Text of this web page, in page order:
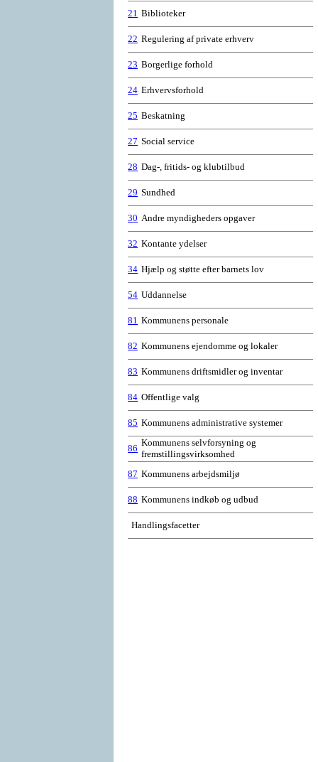
21 Biblioteker
22 Regulering af private erhverv
23 Borgerlige forhold
24 Erhvervsforhold
25 Beskatning
27 Social service
28 Dag-, fritids- og klubtilbud
29 Sundhed
30 Andre myndigheders opgaver
32 Kontante ydelser
34 Hjælp og støtte efter barnets lov
54 Uddannelse
81 Kommunens personale
82 Kommunens ejendomme og lokaler
83 Kommunens driftsmidler og inventar
84 Offentlige valg
85 Kommunens administrative systemer
86
Kommunens selvforsyning og
fremstillingsvirksomhed
87 Kommunens arbejdsmiljø
88 Kommunens indkøb og udbud
Handlingsfacetter